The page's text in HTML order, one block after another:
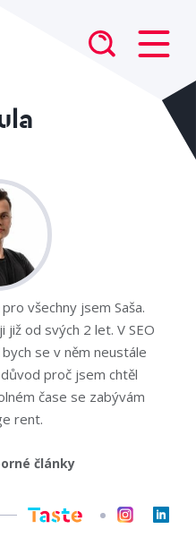
všechny jsem Saša.
již od svých 2 let. V SEO
se v něm neustále
proč jsem chtěl
čase se zabývám
rent.
články